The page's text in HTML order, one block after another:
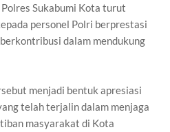
Sukabumi Kota turut
personel Polri berprestasi
dalam mendukung
menjadi bentuk apresiasi
telah terjalin dalam menjaga
masyarakat di Kota